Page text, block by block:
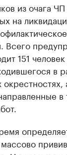
из очага ЧП
на
Всего
151
в
в